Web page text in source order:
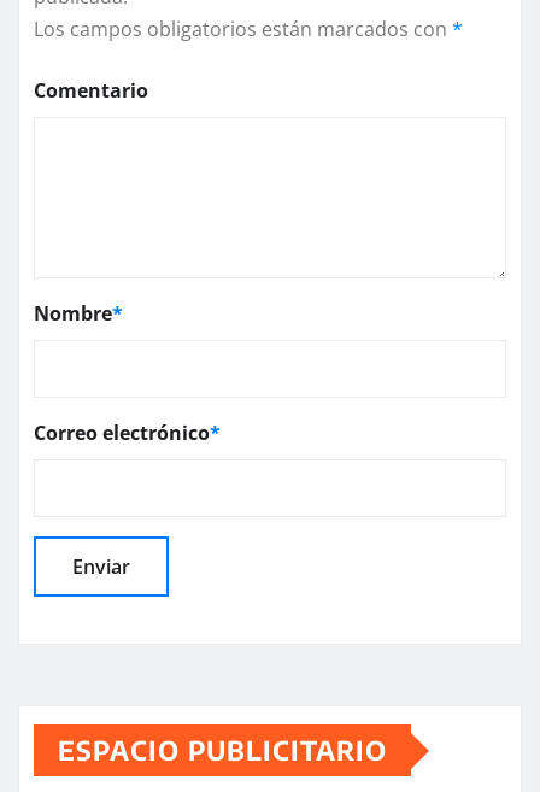
Los campos obligatorios están marcados con *
Comentario
Nombre*
Correo electrónico*
ESPACIO PUBLICITARIO